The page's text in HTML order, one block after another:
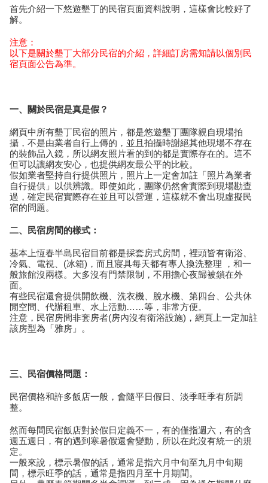
首先介紹一下悠遊墾丁的民宿頁面資料說明，這樣會比較好了
解。
注意：
以下是關於墾丁大部分民宿的介紹，詳細訂房需知請以個別民
宿頁面公告為準。
一、關於民宿是真是假？
網頁中所有墾丁民宿的照片，都是悠遊墾丁團隊親自現場拍
攝，不是由業者自行上傳的，並且拍攝時謝絕其他現場不存在
的裝飾品入鏡，所以網友照片看的到的都是實際存在的。這不
但可以讓網友安心，也提供網友最公平的比較。
假如業者堅持自行提供照片，照片上一定會加註「照片為業者
自行提供」以供辨識。即使如此，團隊仍然會實際到現場勘查
過，確定民宿實際存在並且可以營運，這樣就不會出現虛擬民
宿的問題。
二、民宿房間的樣式：
基本上恆春半島民宿目前都是採套房式房間，裡頭皆有衛浴、
冷氣、電視、(冰箱)，而且寢具每天都有專人換洗整理 ，和一
般旅館沒兩樣。大多沒有門禁限制，不用擔心夜歸被鎖在外
面。
有些民宿還會提供開飲機、洗衣機、脫水機、第四台、公共休
閒空間、代辦租車、水上活動……等，非常方便。
注意，民宿房間非套房者(房內沒有衛浴設施)，網頁上一定加註
該房型為「雅房」。
三、民宿價格問題：
民宿價格和許多飯店一般，會隨平日假日、淡季旺季有所調
整。
然而每間民宿飯店對於假日定義不一，有的僅指週六，有的含
週五週日，有的遇到寒暑假還會變動，所以在此沒有統一的規
定。
一般來說，標示暑假的話，通常是指六月中旬至九月中旬期
間，標示旺季的話，通常是指四月至十月期間。